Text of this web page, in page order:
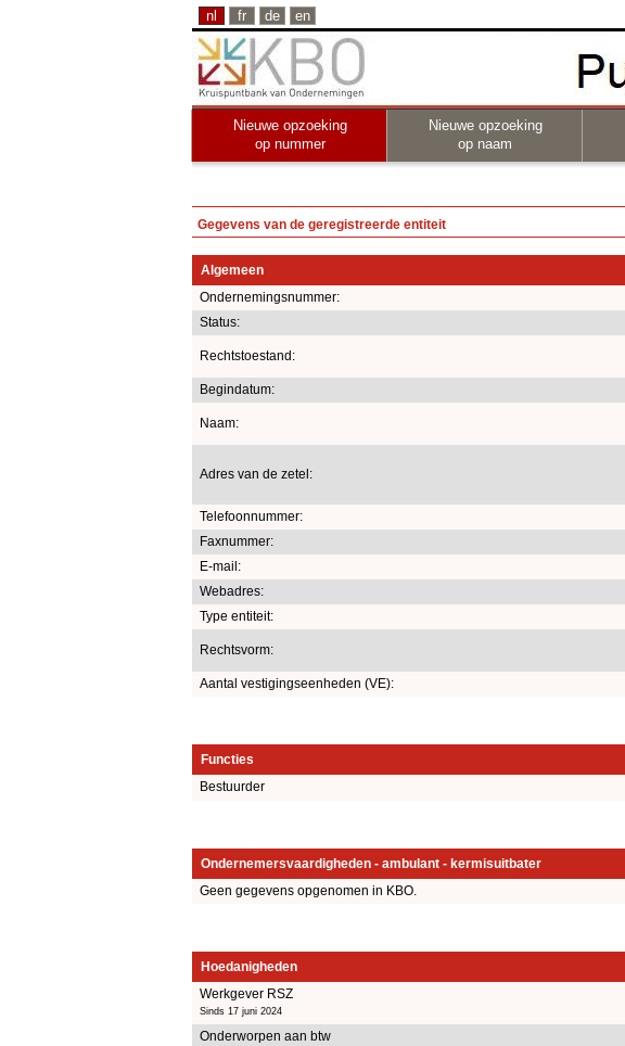
nl fr de en
Nieuwe opzoeking
op nummer
Nieuwe opzoeking
op naam
Gegevens van de geregistreerde entiteit
Algemeen
Ondernemingsnummer:
Status:
Rechtstoestand:
Begindatum:
Naam:
Adres van de zetel:
Telefoonnummer:
Faxnummer:
E-mail:
Webadres:
Type entiteit:
Rechtsvorm:
Aantal vestigingseenheden (VE):
Functies
Bestuurder
Ondernemersvaardigheden - ambulant - kermisuitbater
Geen gegevens opgenomen in KBO.
Hoedanigheden
Werkgever RSZ
Sinds 17 juni 2024
Onderworpen aan btw